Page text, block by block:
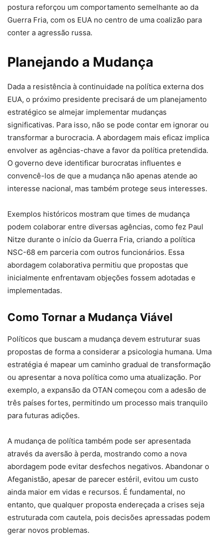
postura reforçou um comportamento semelhante ao da
Guerra Fria, com os EUA no centro de uma coalizão para
conter a agressão russa.
Planejando a Mudança
Dada a resistência à continuidade na política externa dos
EUA, o próximo presidente precisará de um planejamento
estratégico se almejar implementar mudanças
significativas. Para isso, não se pode contar em ignorar ou
transformar a burocracia. A abordagem mais eficaz implica
envolver as agências-chave a favor da política pretendida.
O governo deve identificar burocratas influentes e
convencê-los de que a mudança não apenas atende ao
interesse nacional, mas também protege seus interesses.
Exemplos históricos mostram que times de mudança
podem colaborar entre diversas agências, como fez Paul
Nitze durante o início da Guerra Fria, criando a política
NSC-68 em parceria com outros funcionários. Essa
abordagem colaborativa permitiu que propostas que
inicialmente enfrentavam objeções fossem adotadas e
implementadas.
Como Tornar a Mudança Viável
Políticos que buscam a mudança devem estruturar suas
propostas de forma a considerar a psicologia humana. Uma
estratégia é mapear um caminho gradual de transformação
ou apresentar a nova política como uma atualização. Por
exemplo, a expansão da OTAN começou com a adesão de
três países fortes, permitindo um processo mais tranquilo
para futuras adições.
A mudança de política também pode ser apresentada
através da aversão à perda, mostrando como a nova
abordagem pode evitar desfechos negativos. Abandonar o
Afeganistão, apesar de parecer estéril, evitou um custo
ainda maior em vidas e recursos. É fundamental, no
entanto, que qualquer proposta endereçada a crises seja
estruturada com cautela, pois decisões apressadas podem
gerar novos problemas.